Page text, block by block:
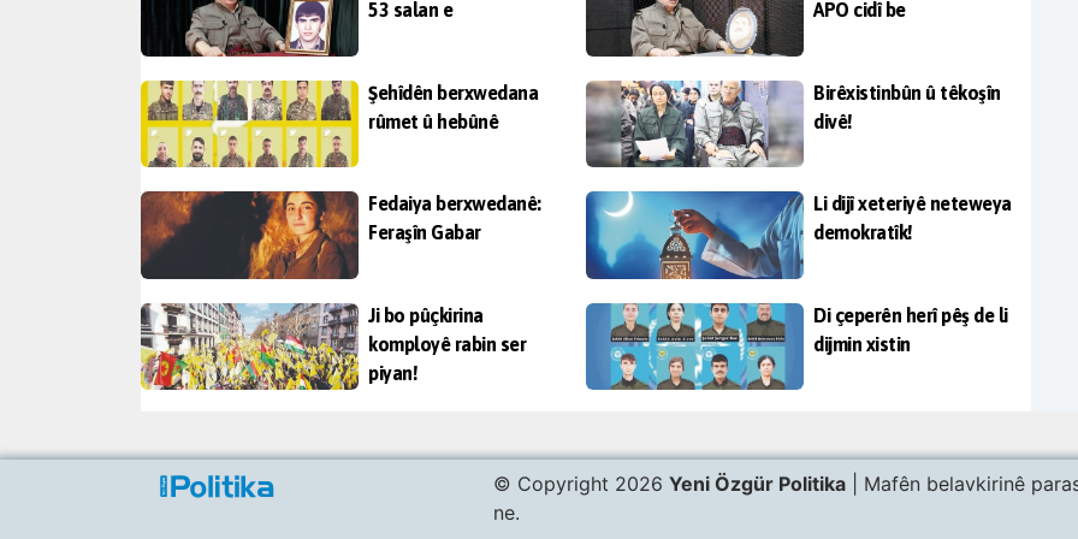
53 salan e APO cidî be
Şehîdên berxwedana
rûmet û hebûnê
Birêxistinbûn û têkoşîn
divê!
Fedaiya berxwedanê:
Feraşîn Gabar
Li dijî xeteriyê neteweya
demokratîk!
Ji bo pûçkirina
komployê rabin ser
piyan!
Di çeperên herî pêş de li
dijmin xistin
© Copyright 2026 Yeni Özgür Politika| Mafên belavkirinê
ne.